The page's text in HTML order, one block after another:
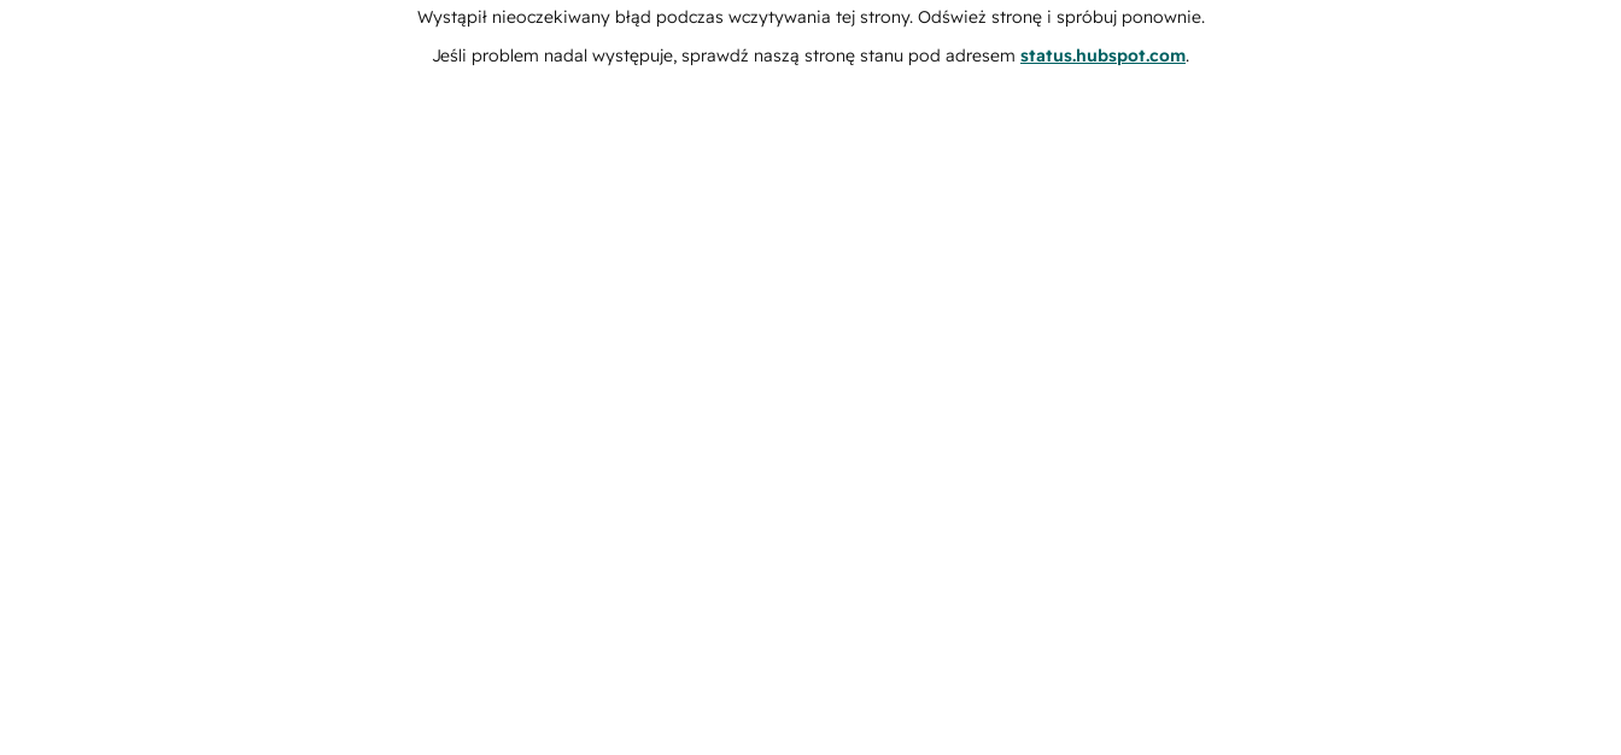
Wystąpił nieoczekiwany błąd podczas wczytywania tej strony. Odśwież stronę i spróbuj ponownie.
Jeśli problem nadal występuje, sprawdź naszą stronę stanu pod adresem status.hubspot.com.